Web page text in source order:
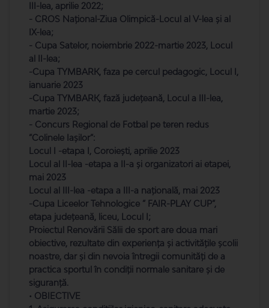
III-lea, aprilie 2022;
- CROS Național-Ziua Olimpică-Locul al V-lea și al
IX-lea;
- Cupa Satelor, noiembrie 2022-martie 2023, Locul
al II-lea;
-Cupa TYMBARK, faza pe cercul pedagogic, Locul I,
ianuarie 2023
-Cupa TYMBARK, fază județeană, Locul a III-lea,
martie 2023;
- Concurs Regional de Fotbal pe teren redus
”Colinele Iașilor”:
Locul I -etapa I, Coroiești, aprilie 2023
Locul al II-lea -etapa a II-a și organizatori ai etapei,
mai 2023
Locul al III-lea -etapa a III-a națională, mai 2023
-Cupa Liceelor Tehnologice ” FAIR-PLAY CUP”,
etapa județeană, liceu, Locul I;
Proiectul Renovării Sălii de sport are doua mari
obiective, rezultate din experiența și activitățile școlii
noastre, dar și din nevoia întregii comunități de a
practica sportul în condiții normale sanitare și de
siguranță.
• OBIECTIVE